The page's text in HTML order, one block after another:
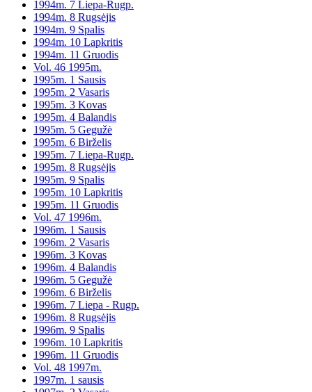
1994m. 7 Liepa-Rugp.
1994m. 8 Rugsėjis
1994m. 9 Spalis
1994m. 10 Lapkritis
1994m. 11 Gruodis
Vol. 46 1995m.
1995m. 1 Sausis
1995m. 2 Vasaris
1995m. 3 Kovas
1995m. 4 Balandis
1995m. 5 Gegužė
1995m. 6 Birželis
1995m. 7 Liepa-Rugp.
1995m. 8 Rugsėjis
1995m. 9 Spalis
1995m. 10 Lapkritis
1995m. 11 Gruodis
Vol. 47 1996m.
1996m. 1 Sausis
1996m. 2 Vasaris
1996m. 3 Kovas
1996m. 4 Balandis
1996m. 5 Gegužė
1996m. 6 Birželis
1996m. 7 Liepa - Rugp.
1996m. 8 Rugsėjis
1996m. 9 Spalis
1996m. 10 Lapkritis
1996m. 11 Gruodis
Vol. 48 1997m.
1997m. 1 sausis